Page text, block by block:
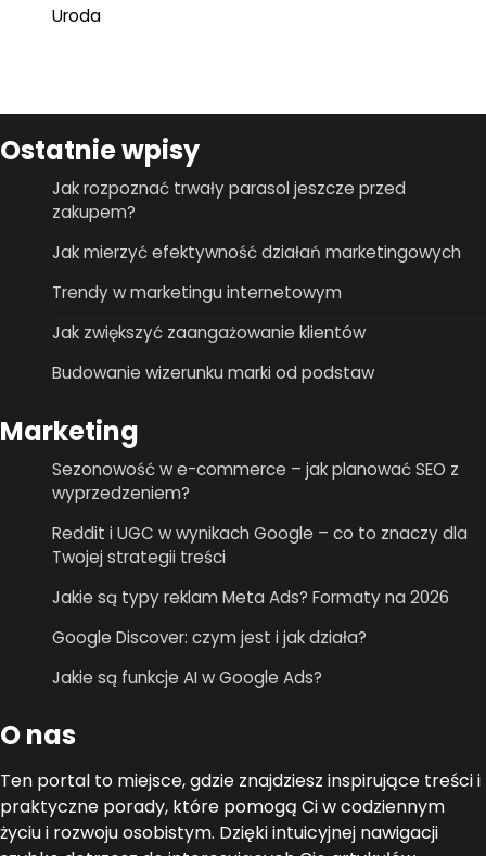
Uroda
Ostatnie wpisy
Jak rozpoznać trwały parasol jeszcze przed
zakupem?
Jak mierzyć efektywność działań marketingowych
Trendy w marketingu internetowym
Jak zwiększyć zaangażowanie klientów
Budowanie wizerunku marki od podstaw
Marketing
Sezonowość w e-commerce – jak planować SEO z
wyprzedzeniem?
Reddit i UGC w wynikach Google – co to znaczy dla
Twojej strategii treści
Jakie są typy reklam Meta Ads? Formaty na 2026
Google Discover: czym jest i jak działa?
Jakie są funkcje AI w Google Ads?
O nas
Ten portal to miejsce, gdzie znajdziesz inspirujące treści i
praktyczne porady, które pomogą Ci w codziennym
życiu i rozwoju osobistym. Dzięki intuicyjnej nawigacji